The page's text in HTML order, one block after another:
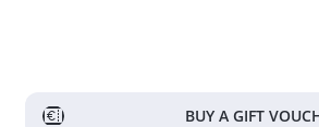
BUY A GIFT